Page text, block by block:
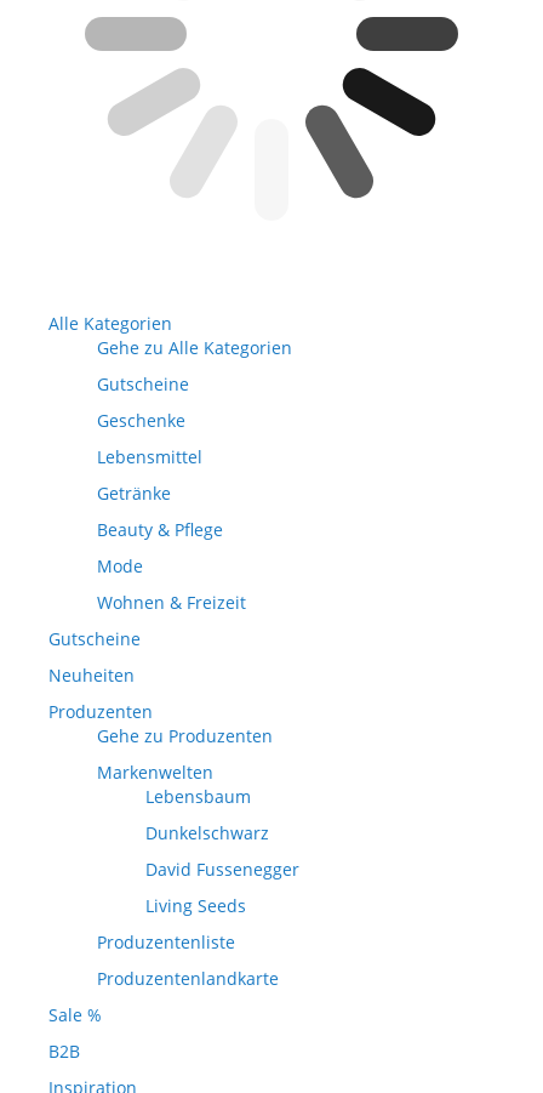
Alle Kategorien
Gehe zu Alle Kategorien
Gutscheine
Geschenke
Lebensmittel
Getränke
Beauty & Pflege
Mode
Wohnen & Freizeit
Gutscheine
Neuheiten
Produzenten
Gehe zu Produzenten
Markenwelten
Lebensbaum
Dunkelschwarz
David Fussenegger
Living Seeds
Produzentenliste
Produzentenlandkarte
Sale %
B2B
Inspiration